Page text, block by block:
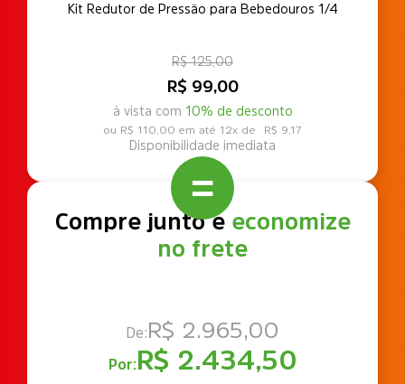
Kit Redutor de Pressão para Bebedouros 1/4
R$ 99,00
à vista com 10% de desconto
R$ 125,00
R$ 110,00 12x de R$ 9,17
Disponibilidade imediata
Compre junto e economize
no frete
De:R$ 2.965,00
Por:R$ 2.434,50